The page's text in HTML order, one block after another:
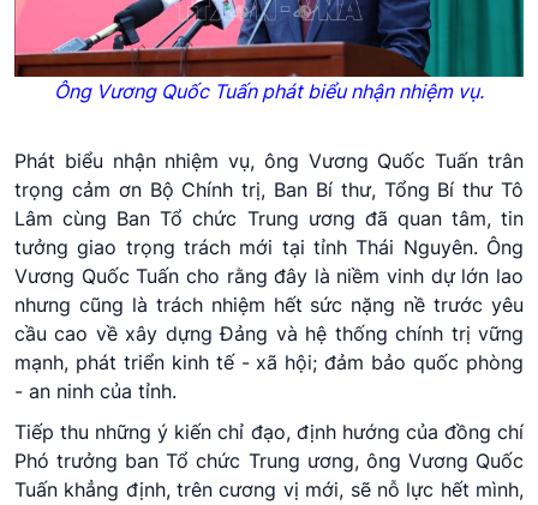
Ông Vương Quốc Tuấn phát biểu nhận nhiệm vụ.
Phát biểu nhận nhiệm vụ, ông Vương Quốc Tuấn trân
trọng cảm ơn Bộ Chính trị, Ban Bí thư, Tổng Bí thư Tô
Lâm cùng Ban Tổ chức Trung ương đã quan tâm, tin
tưởng giao trọng trách mới tại tỉnh Thái Nguyên. Ông
Vương Quốc Tuấn cho rằng đây là niềm vinh dự lớn lao
nhưng cũng là trách nhiệm hết sức nặng nề trước yêu
cầu cao về xây dựng Đảng và hệ thống chính trị vững
mạnh, phát triển kinh tế - xã hội; đảm bảo quốc phòng
- an ninh của tỉnh.
Tiếp thu những ý kiến chỉ đạo, định hướng của đồng chí
Phó trưởng ban Tổ chức Trung ương, ông Vương Quốc
Tuấn khẳng định, trên cương vị mới, sẽ nỗ lực hết mình,